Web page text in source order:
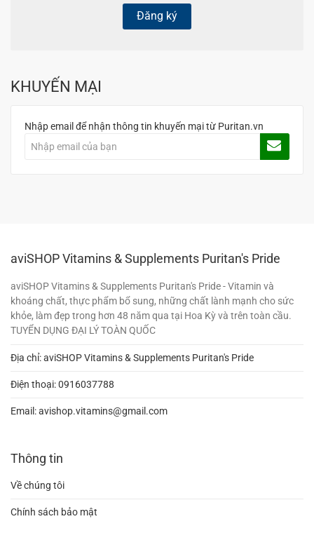
Đăng ký
KHUYẾN MẠI
Nhập email để nhận thông tin khuyến mại từ Puritan.vn
aviSHOP Vitamins & Supplements Puritan's Pride
aviSHOP Vitamins & Supplements Puritan's Pride - Vitamin và
khoáng chất, thực phẩm bổ sung, những chất lành mạnh cho sức
khỏe, làm đẹp trong hơn 48 năm qua tại Hoa Kỳ và trên toàn cầu.
TUYỂN DỤNG ĐẠI LÝ TOÀN QUỐC
Địa chỉ: aviSHOP Vitamins & Supplements Puritan's Pride
Điện thoại:0916037788
Email:avishop.vitamins@gmail.com
Thông tin
Về chúng tôi
Chính sách bảo mật